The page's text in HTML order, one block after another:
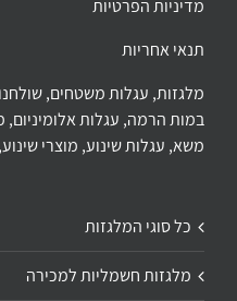
מדיניות הפרטיות
תנאי אחריות
מלגזות, עגלות משטחים,
במות הרמה, עגלות אלומיניום,
משא, עגלות שינוע, מוצרי
כל סוגי המלגזות
מלגזות חשמליות למכירה